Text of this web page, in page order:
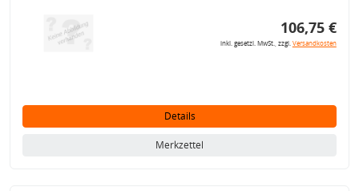
106,75 €
inkl. gesetzl. MwSt., zzgl.Versandkosten
Details
Merkzettel